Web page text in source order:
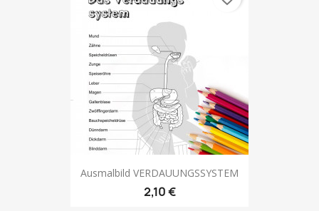
Ausmalbild VERDAUUNGSSYSTEM
2,10 €